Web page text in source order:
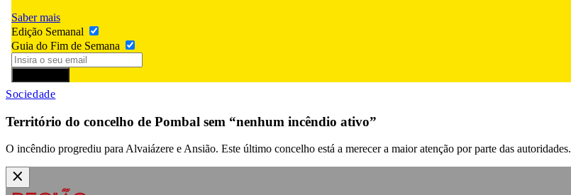
Saber mais
Edição Semanal
Guia do Fim de Semana
Sociedade
Território do concelho de Pombal sem “nenhum incêndio ativo”
O incêndio progrediu para Alvaiázere e Ansião. Este último concelho está a merecer a maior atenção por parte das autoridades.